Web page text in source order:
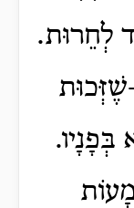
לְחֵרוּת.
שֶׁזְּכוּת
בְּפָנָיו.